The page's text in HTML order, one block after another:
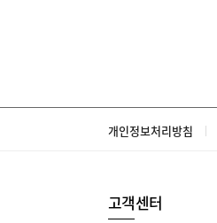
개인정보처리방침
고객센터